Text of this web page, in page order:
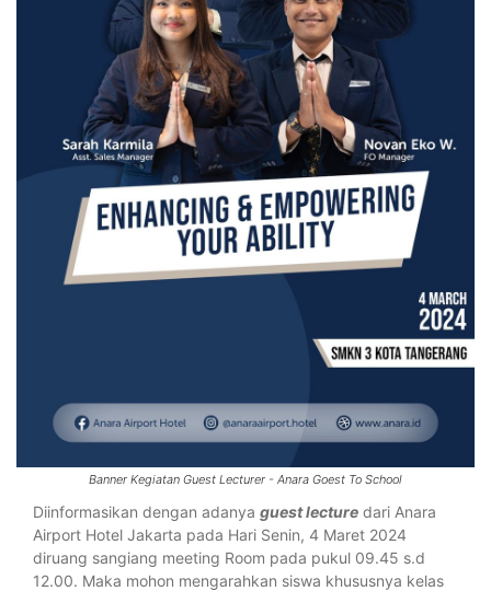
Banner Kegiatan Guest Lecturer - Anara Goest To School
Diinformasikan dengan adanya guest lecture dari Anara
Airport Hotel Jakarta pada Hari Senin, 4 Maret 2024
diruang sangiang meeting Room pada pukul 09.45 s.d
12.00. Maka mohon mengarahkan siswa khususnya kelas